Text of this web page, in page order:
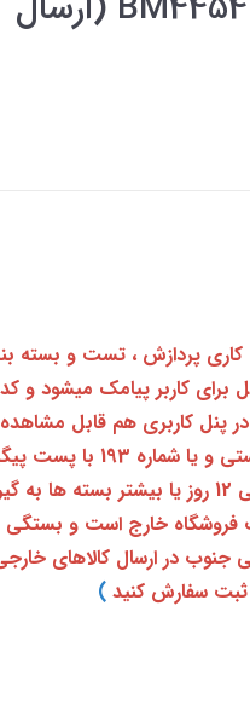
کاری پردازش ، تست و بسته
برای کاربر پیامک میشود و
در پنل کاربری هم قابل
بعد از آن کاربر فقط باید از طریق سامانه
بعد از دریافت کدرهگیری 24 رقمی معمولا بین 3 الی 12 روز یا بیشتر بسته
فروشگاه خارج است و
در ارسال کالاهای
سفارش کنید )